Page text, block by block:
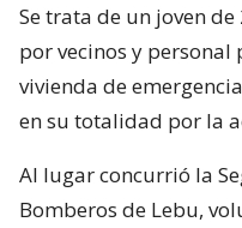
Se trata de un joven
por vecinos y
vivienda de
en su totalidad por la
Al lugar concurrió la
Bomberos de Lebu,